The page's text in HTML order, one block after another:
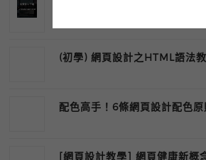
三個免費影片素材網站 - 提供
激推!!
(初學) 網頁設計之HTML語法
配色高手！6條網頁設計配色原
[網頁設計教學] 網頁健康新概